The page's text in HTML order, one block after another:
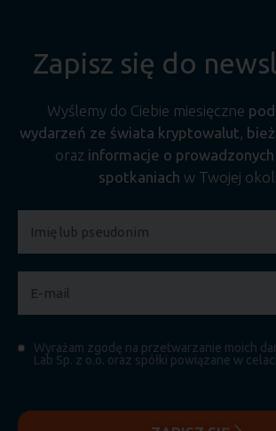
Zapisz się do
Wyślemy do Ciebie miesięczne
wydarzeń ze świata kryptowalut,
oraz informacje o
spotkaniach w Twojej
Wyrażam zgodę na przetwarzanie moich
Lab Sp. z o.o. oraz spółki powiązane w